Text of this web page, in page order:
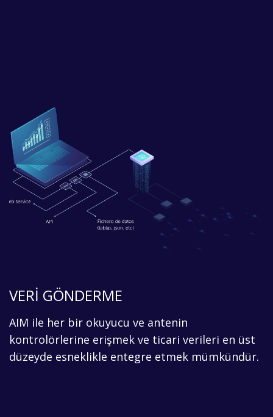
VERİ GÖNDERME
AIM ile her bir okuyucu ve antenin
kontrolörlerine erişmek ve ticari verileri en üst
düzeyde esneklikle entegre etmek mümkündür.